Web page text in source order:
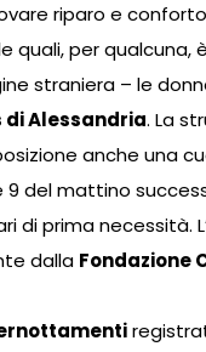
riparo e
quali, per
straniera – le
di Alessandria. La
anche una
9 del mattino
di prima
dalla Fondazione